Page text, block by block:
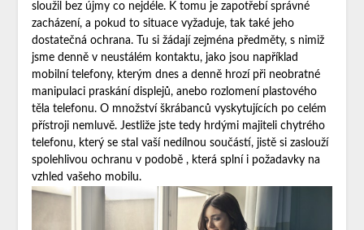
sloužil bez újmy co nejdéle. K tomu je zapotřebí správné
zacházení, a pokud to situace vyžaduje, tak také jeho
dostatečná ochrana. Tu si žádají zejména předměty, s nimiž
jsme denně v neustálém kontaktu, jako jsou například
mobilní telefony, kterým dnes a denně hrozí při neobratné
manipulaci praskání displejů, anebo rozlomení plastového
těla telefonu. O množství škrábanců vyskytujících po celém
přístroji nemluvě. Jestliže jste tedy hrdými majiteli chytrého
telefonu, který se stal vaší nedílnou součástí, jistě si zaslouží
spolehlivou ochranu v podobě , která splní i požadavky na
vzhled vašeho mobilu.